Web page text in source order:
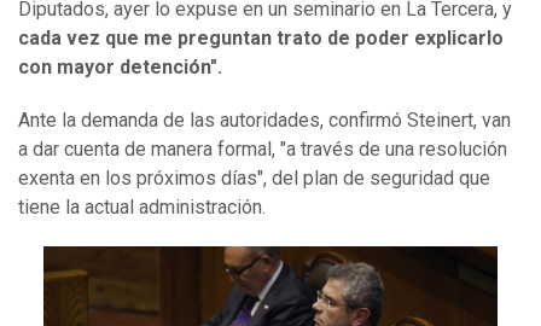
Diputados, ayer lo expuse en un seminario en La Tercera, y
cada vez que me preguntan trato de poder explicarlo
con mayor detención".
Ante la demanda de las autoridades, confirmó Steinert, van
a dar cuenta de manera formal, "a través de una resolución
exenta en los próximos días", del plan de seguridad que
tiene la actual administración.